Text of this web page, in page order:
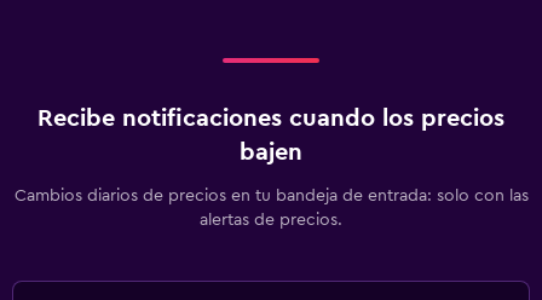
Recibe notificaciones cuando los precios
bajen
Cambios diarios de precios en tu bandeja de entrada: solo con las
alertas de precios.